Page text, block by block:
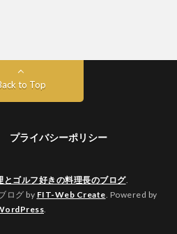
to Top
プライバシーポリシー
とゴルフ好きの料理長のブログ.
ログ by FIT-Web Create . Powered by